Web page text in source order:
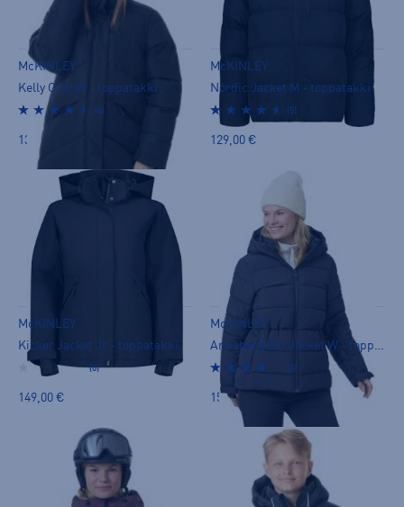
McKINLEY
Kelly Coat W - toppatakki
(4)
139,00 €
McKINLEY
Nordic Jacket M - toppatakki
(5)
129,00 €
McKINLEY
Kicker Jacket Jr - toppatakki
(0)
149,00 €
McKINLEY
Annaberg Ski Jacket W - toppatakki
(3)
159,00 €